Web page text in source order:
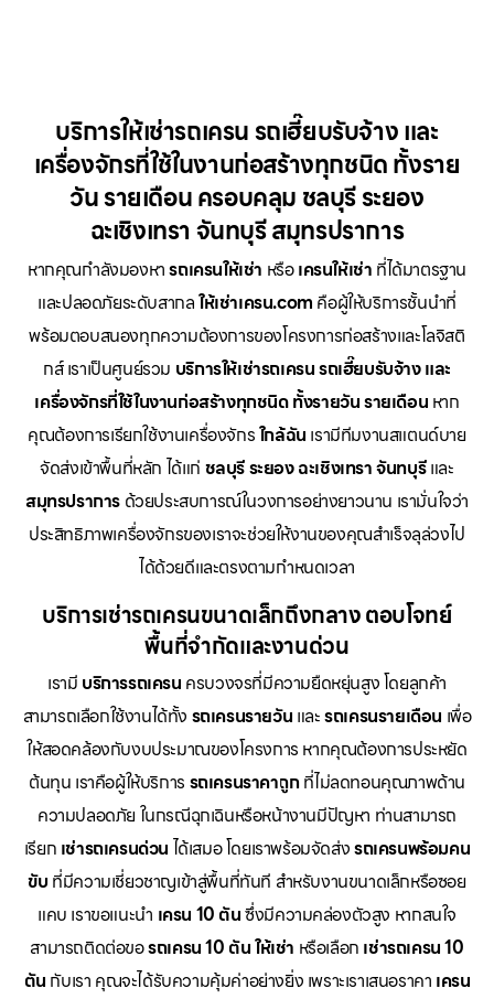
บริการให้เช่ารถเครน รถเฮี๊ยบรับจ้าง และ
เครื่องจักรที่ใช้ในงานก่อสร้างทุกชนิด ทั้งราย
วัน รายเดือน ครอบคลุม ชลบุรี ระยอง
ฉะเชิงเทรา จันทบุรี สมุทรปราการ
หากคุณกำลังมองหารถเครนให้เช่า หรือเครนให้เช่า ที่ได้มาตรฐาน
และปลอดภัยระดับสากลให้เช่าเครน.com คือผู้ให้บริการชั้นนำที่
พร้อมตอบสนองทุกความต้องการของโครงการก่อสร้างและโลจิสติ
กส์ เราเป็นศูนย์รวม บริการให้เช่ารถเครน รถเฮี๊ยบรับจ้าง และ
เครื่องจักรที่ใช้ในงานก่อสร้างทุกชนิด ทั้งรายวัน รายเดือน หาก
คุณต้องการเรียกใช้งานเครื่องจักรใกล้ฉัน เรามีทีมงานสแตนด์บาย
จัดส่งเข้าพื้นที่หลัก ได้แก่ ชลบุรี ระยอง ฉะเชิงเทรา จันทบุรีและ
สมุทรปราการด้วยประสบการณ์ในวงการอย่างยาวนาน เรามั่นใจว่า
ประสิทธิภาพเครื่องจักรของเราจะช่วยให้งานของคุณสำเร็จลุล่วงไป
ได้ด้วยดีและตรงตามกำหนดเวลา
บริการเช่ารถเครนขนาดเล็กถึงกลาง ตอบโจทย์
พื้นที่จำกัดและงานด่วน
เรามี บริการรถเครน ครบวงจรที่มีความยืดหยุ่นสูง โดยลูกค้า
สามารถเลือกใช้งานได้ทั้ง รถเครนรายวัน และรถเครนรายเดือน เพื่อ
ให้สอดคล้องกับงบประมาณของโครงการ หากคุณต้องการประหยัด
ต้นทุน เราคือผู้ให้บริการ รถเครนราคาถูกที่ไม่ลดทอนคุณภาพด้าน
ความปลอดภัย ในกรณีฉุกเฉินหรือหน้างานมีปัญหา ท่านสามารถ
เรียก เช่ารถเครนด่วน ได้เสมอ โดยเราพร้อมจัดส่งรถเครนพร้อมคน
ขับ ที่มีความเชี่ยวชาญเข้าสู่พื้นที่ทันที สำหรับงานขนาดเล็กหรือซอย
แคบ เราขอแนะนำ เครน 10 ตันซึ่งมีความคล่องตัวสูง หากสนใจ
สามารถติดต่อขอรถเครน 10 ตัน ให้เช่า หรือเลือก เช่ารถเครน 10
ตัน กับเรา คุณจะได้รับความคุ้มค่าอย่างยิ่ง เพราะเราเสนอราคา เครน